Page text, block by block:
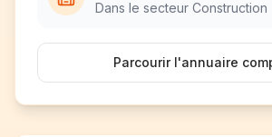
Dans le secteur Construction
Parcourir l'annuaire